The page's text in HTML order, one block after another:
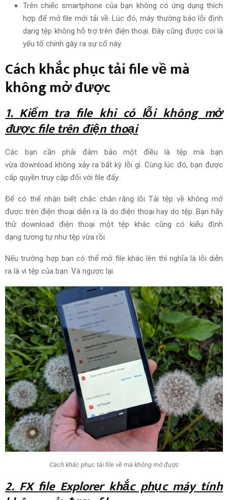
Trên chiếc smartphone của bạn không có ứng dụng thích
hợp để mởfile mới tải về.Lúc đó, máy thường báo lỗi định
dạngtệp không hỗ trợ trên điện thoại. Đây cũng được coi là
yếu tố chính gây ra sự cố này.
Cách khắc phục tải file về mà
không mở được
1. Kiểm trafilekhicólỗi không mở
được file trên điện thoại
Các bạn cần phải đảm bảo một điều là tệp mà bạn
vừadownload không xảy rabất kỳ lỗi gì.Cùng lúc đó, bạn được
cấp quyền truy cập đối với file đấy.
Để có thể nhận biếtchắc chắn rằng lỗi Tảitệp về không mở
được trên điện thoại diễn ra là do điện thoại hay do tệp. Bạn hãy
thử download điện thoại mộttệp khác cũng có kiểu định
dạng tương tự như tệp vừa rồi.
Nếu trường hợpbạn có thểmở file khác lên thì nghĩa là lỗidiễn
ra là vì tệp của bạn. Và ngược lại.
Cách khắc phục tải file về mà không mở được
2. FXfileExplorer khắc phục máy tính